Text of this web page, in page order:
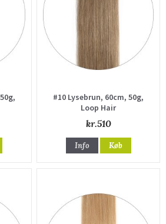
#10 Lysebrun, 60cm, 50g,
Loop Hair
kr.510
Info Køb